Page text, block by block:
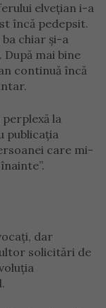
elvețian i-a
încă pedepsit.
chiar și-a
mai bine
continuă încă
la
publicația
care mi-
dar
solicitări de